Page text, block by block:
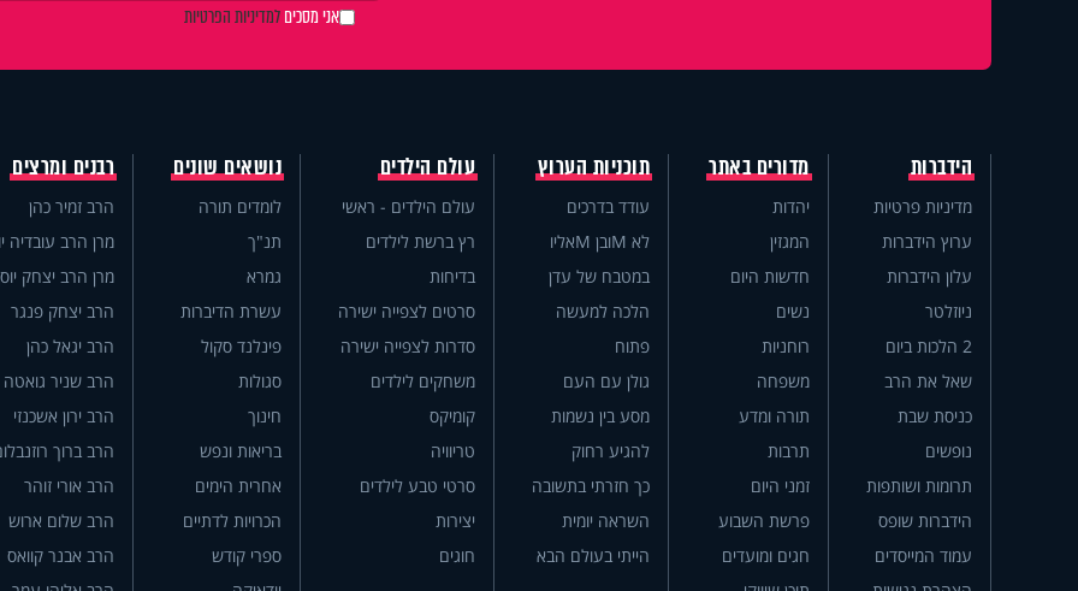
אני מסכיםלמדיניות הפרטיות
הידברות
מדיניות פרטיות
ערוץ הידברות
עלון הידברות
ניוזלטר
2 הלכות ביום
שאל את הרב
כניסת שבת
נופשים
תרומות ושותפות
הידברות שופס
עמוד המייסדים
מדורים באתר
יהדות
המגזין
חדשות היום
נשים
רוחניות
משפחה
תורה ומדע
תרבות
זמני היום
פרשת השבוע
חגים ומועדים
תוכניות הערוץ
עודד בדרכים
לא Mובן Mאליו
במטבח של עדן
הלכה למעשה
פתוח
גולן עם העם
מסע בין נשמות
להגיע רחוק
כך חזרתי בתשובה
השראה יומית
הייתי בעולם הבא
עולם הילדים
עולם הילדים - ראשי
רץ ברשת לילדים
בדיחות
סרטים לצפייה ישירה
סדרות לצפייה ישירה
משחקים לילדים
קומיקס
טריוויה
סרטי טבע לילדים
יצירות
חוגים
נושאים שונים
לומדים תורה
תנ"ך
גמרא
עשרת הדיברות
פינלנד סקול
סגולות
חינוך
בריאות ונפש
אחרית הימים
הכרויות לדתיים
ספרי קודש
רבנים ומרצים
הרב זמיר כהן
מרן הרב עובדיה
מרן הרב יצחק
הרב יצחק פנגר
הרב יגאל כהן
הרב שניר גואטה
הרב ירון אשכנזי
הרב ברוך
הרב אורי זוהר
הרב שלום ארוש
הרב אבנר קוואס